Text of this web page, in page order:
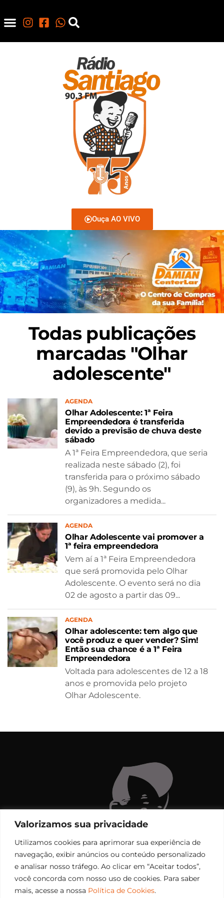
Valorizamos sua privacidade
Utilizamos cookies para aprimorar sua experiência de
navegação, exibir anúncios ou conteúdo personalizado
e analisar nosso tráfego. Ao clicar em “Aceitar todos”,
você concorda com nosso uso de cookies. Para saber
mais, acesse a nossa Política de Cookies.
Ouça AO VIVO
Todas publicações
marcadas "Olhar
adolescente"
AGENDA
Olhar Adolescente: 1ª Feira
Empreendedora é transferida
devido a previsão de chuva deste
sábado
A 1ª Feira Empreendedora, que seria
realizada neste sábado (2), foi
transferida para o próximo sábado
(9), às 9h. Segundo os
organizadores a medida...
AGENDA
Olhar Adolescente vai promover a
1ª feira empreendedora
Vem aí a 1ª Feira Empreendedora
que será promovida pelo Olhar
Adolescente. O evento será no dia
02 de agosto a partir das 09...
AGENDA
Olhar adolescente: tem algo que
você produz e quer vender? Sim!
Então sua chance é a 1ª Feira
Empreendedora
Voltada para adolescentes de 12 a 18
anos e promovida pelo projeto
Olhar Adolescente.